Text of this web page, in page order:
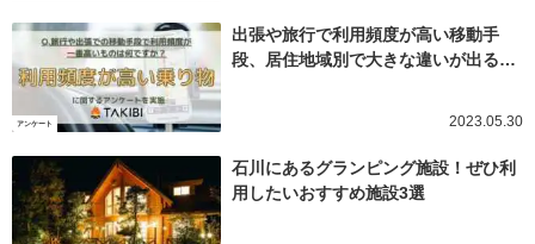
アンケート
出張や旅行で利用頻度が高い移動手
段、居住地域別で大きな違いが出る…
2023.05.30
石川にあるグランピング施設！ぜひ利
用したいおすすめ施設3選